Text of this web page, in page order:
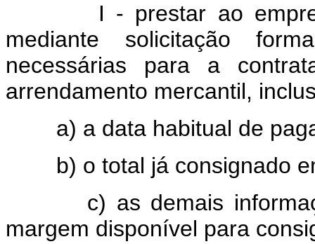
I - prestar ao
mediante solicitação
necessárias para a
arrendamento mercantil,
a) a data habitual de
b) o total já consignado
c) as demais
margem disponível para